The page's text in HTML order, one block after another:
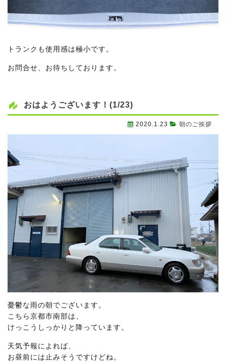
トランクも使用感は極小です。
お問合せ、お待ちしております。
おはようございます！(1/23)
2020.1.23 朝のご挨拶
憂鬱な雨の朝でございます。
こちら京都市南部は、
けっこうしっかりと降っています。
天気予報によれば、
お昼前には止みそうですけどね。